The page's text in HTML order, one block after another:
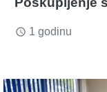
access_time 1 godinu